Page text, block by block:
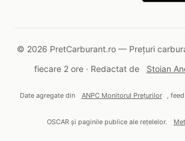
© 2026 PretCarburant.ro — Prețuri
fiecare 2 ore · Redactat de
Stoian
Date agregate din ANPC Monitorul Prețurilor ,
OSCAR și paginile publice ale rețelelor.